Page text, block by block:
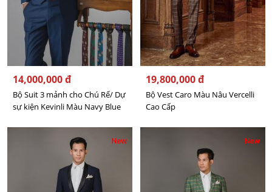
14,000,000 đ
Bộ Suit 3 mảnh cho Chú Rể/ Dự
sự kiện Kevinli Màu Navy Blue
19,800,000 đ
Bộ Vest Caro Màu Nâu Vercelli
Cao Cấp